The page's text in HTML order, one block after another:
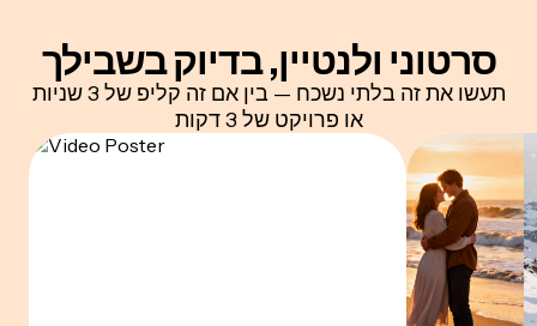
סרטוני ולנטיין, בדיוק בשבילך
תעשו את זה בלתי נשכח — בין אם זה קליפ של 3 שניות
או פרויקט של 3 דקות